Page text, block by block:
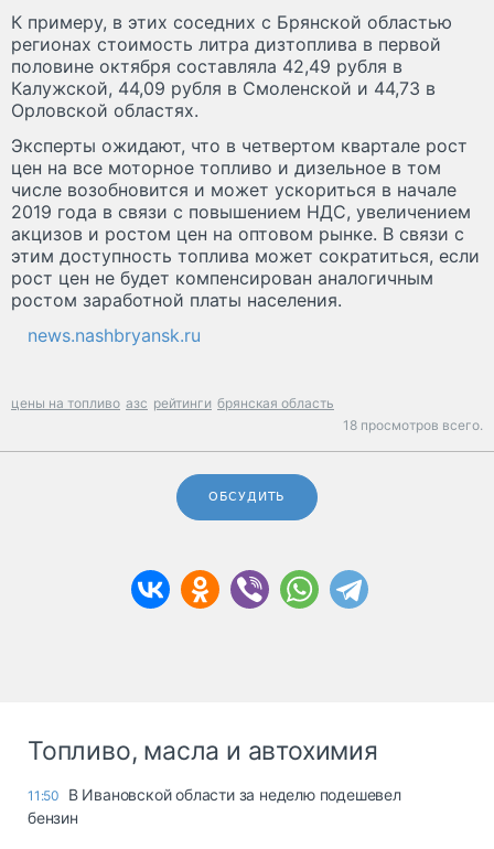
К примеру, в этих соседних с Брянской областью
регионах стоимость литра дизтоплива в первой
половине октября составляла 42,49 рубля в
Калужской, 44,09 рубля в Смоленской и 44,73 в
Орловской областях.
Эксперты ожидают, что в четвертом квартале рост
цен на все моторное топливо и дизельное в том
числе возобновится и может ускориться в начале
2019 года в связи с повышением НДС, увеличением
акцизов и ростом цен на оптовом рынке. В связи с
этим доступность топлива может сократиться, если
рост цен не будет компенсирован аналогичным
ростом заработной платы населения.
news.nashbryansk.ru
цены на топливо азс рейтинги брянская область
18 просмотров всего.
ОБСУДИТЬ
Топливо, масла и автохимия
11:50
В Ивановской области за неделю подешевел
бензин